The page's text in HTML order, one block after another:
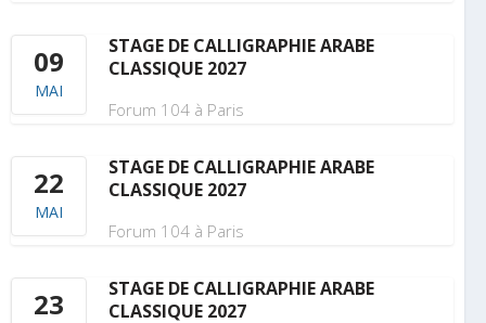
09
MAI
STAGE DE CALLIGRAPHIE ARABE
CLASSIQUE 2027
Forum 104 à Paris
22
MAI
STAGE DE CALLIGRAPHIE ARABE
CLASSIQUE 2027
Forum 104 à Paris
23
STAGE DE CALLIGRAPHIE ARABE
CLASSIQUE 2027